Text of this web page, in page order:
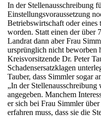
In der Stellenausschreibung
Einstellungsvoraussetzung
Betriebswirtschaft oder eines
worden. Statt einen der über
Landrat dann aber Frau
ursprünglich nicht beworben
Kreisvorsitzende Dr. Peter
Schadensersatzklagen
Tauber, dass Simmler sogar
„In der
angegeben. Manchem
er sich bei Frau Simmler
erfahren muss, dass sie die